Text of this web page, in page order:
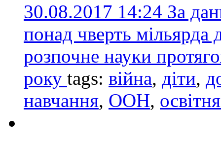
30.08.2017 14:24 За
понад чверть мільярда
розпочне науки
року tags: війна, діти,
навчання, ООН,